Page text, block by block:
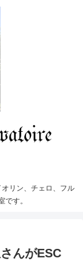
リン、チェロ、フル
です。
んがESC